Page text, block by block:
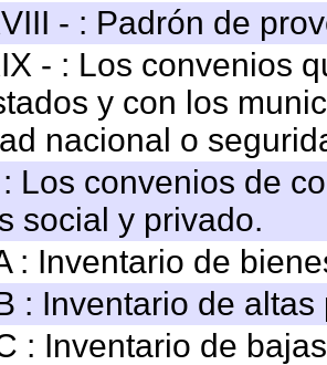
- : Padrón de
- : Los convenios
y con los
nacional o
Los convenios de
social y privado.
: Inventario de
: Inventario de
: Inventario de